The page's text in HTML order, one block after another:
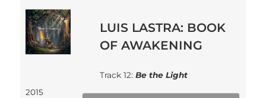
2015
LUIS LASTRA: BOOK
OF AWAKENING
Track 12:Be the Light